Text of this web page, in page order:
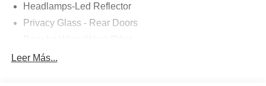
Headlamps-Led Reflector
Privacy Glass - Rear Doors
Roof-Rack Side Rails-Black
Leer Más...